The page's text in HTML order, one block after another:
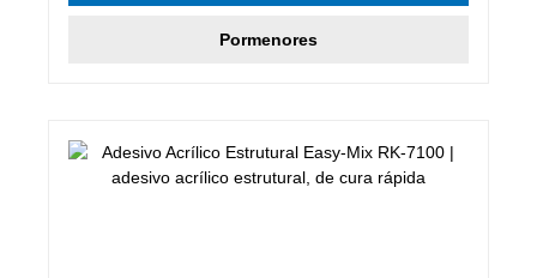
Pormenores